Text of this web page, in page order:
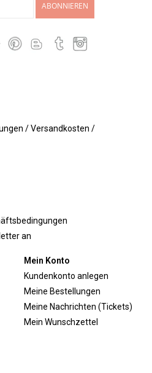
ABONNIEREN
/ Versandkosten /
an
Mein Konto
Kundenkonto anlegen
Meine Bestellungen
Meine Nachrichten (Tickets)
Mein Wunschzettel